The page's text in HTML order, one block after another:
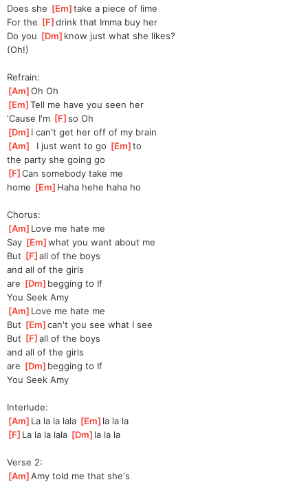
Does she [Em ]take a piece of lime
For the [F ]
drink that Imma buy her
Do you [Dm ]know just what she likes?
(Oh!)
Refrain:
[Am ]
Oh Oh
[Em ]
Tell me have you seen her
'Cause I'm [F ]
so Oh
[Dm ]I can't get her off of my brain
[Am
  I just want to go
[Em ]to
the party she going go
[F ]
Can somebody take me
home [Em ]Haha hehe haha ho
Chorus:
[Am ]Love me hate me
Say [Em ]
what you want about me
But [F ]
all of the boys
and all of the girls
are [Dm ]begging to If
You Seek Amy
[Am ]Love me hate me
But [Em ]
can't you see what I see
But [F ]
all of the boys
and all of the girls
are [Dm ]begging to If
You Seek Amy
Interlude:
[Am ]La la la lala [Em ]la la la
[F ]La la la lala [Dm ]la la la
Verse 2:
[Am ]
Amy told me that she's